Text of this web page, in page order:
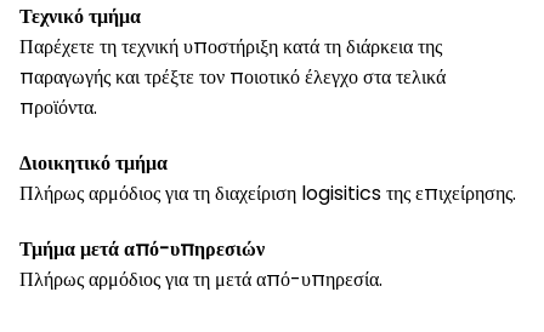
Τεχνικό τμήμα
Παρέχετε τη τεχνική υποστήριξη κατά τη διάρκεια της
παραγωγής και τρέξτε τον ποιοτικό έλεγχο στα τελικά
προϊόντα.
Διοικητικό τμήμα
Πλήρως αρμόδιος για τη διαχείριση logisitics της επιχείρησης.
Τμήμα μετά από-υπηρεσιών
Πλήρως αρμόδιος για τη μετά από-υπηρεσία.